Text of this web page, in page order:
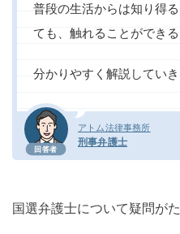
回答者
アトム法律事務所
刑事弁護士
普段の生活からは知り得
ても、触れることができる
分かりやすく解説していき
国選弁護士について疑問が